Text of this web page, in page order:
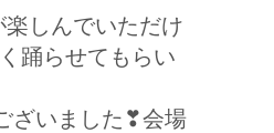
しんでいただけ
踊らせてもらい
ざいました❣会場